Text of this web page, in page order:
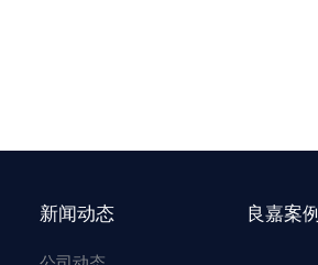
新闻动态 良嘉案例